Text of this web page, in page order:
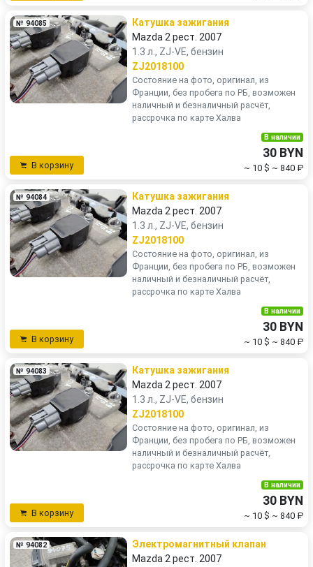
№ 94085
Катушка зажигания
Mazda 2 рест. 2007
1.3 л., ZJ-VE, бензин
ZJ2018100
Состояние на фото, оригинал, из
Франции, без пробега по РБ, возможен
наличный и безналичный расчёт,
рассрочка по карте Халва
В корзину
В наличии
30 BYN
~ 10 $ ~ 840 ₽
№ 94084
Катушка зажигания
Mazda 2 рест. 2007
1.3 л., ZJ-VE, бензин
ZJ2018100
Состояние на фото, оригинал, из
Франции, без пробега по РБ, возможен
наличный и безналичный расчёт,
рассрочка по карте Халва
В корзину
В наличии
30 BYN
~ 10 $ ~ 840 ₽
№ 94083
Катушка зажигания
Mazda 2 рест. 2007
1.3 л., ZJ-VE, бензин
ZJ2018100
Состояние на фото, оригинал, из
Франции, без пробега по РБ, возможен
наличный и безналичный расчёт,
рассрочка по карте Халва
В корзину
В наличии
30 BYN
~ 10 $ ~ 840 ₽
№ 94082
Электромагнитный клапан
Mazda 2 рест. 2007